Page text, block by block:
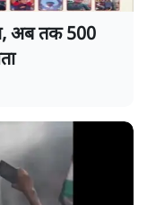
अब तक 500